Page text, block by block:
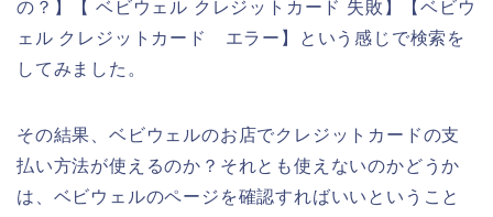
の？】【 ベビウェル クレジットカード 失敗】【ベビウ
ェル クレジットカード エラー】という感じで検索を
してみました。
その結果、ベビウェルのお店でクレジットカードの支
払い方法が使えるのか？それとも使えないのかどうか
は、ベビウェルのページを確認すればいいということ